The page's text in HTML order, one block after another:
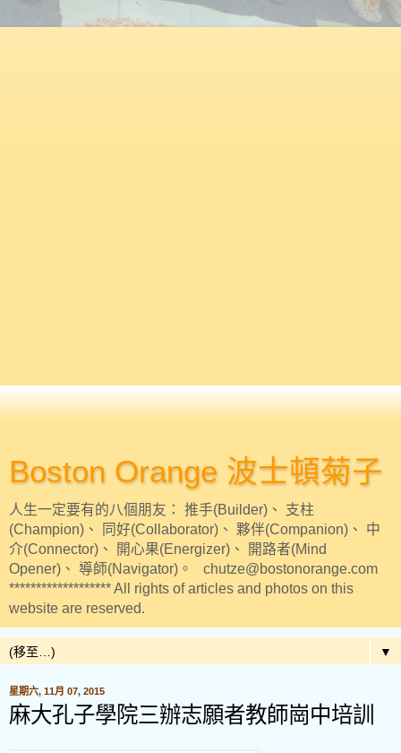
Boston Orange 波士頓菊子
人生一定要有的八個朋友： 推手(Builder)、 支柱
(Champion)、 同好(Collaborator)、 夥伴(Companion)、 中
介(Connector)、 開心果(Energizer)、 開路者(Mind
Opener)、 導師(Navigator)。 chutze@bostonorange.com
******************* All rights of articles and photos on this
website are reserved.
▼
星期六, 11月 07, 2015
麻大孔子學院三辦志願者教師崗中培訓